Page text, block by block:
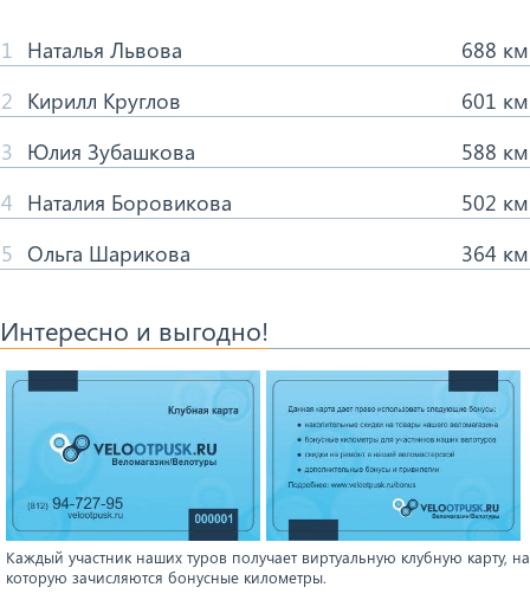
1 Наталья Львова
688 км
2 Кирилл Круглов
601 км
3 Юлия Зубашкова
588 км
4 Наталия Боровикова
502 км
5 Ольга Шарикова 364 км
Интересно и выгодно!
Каждый участник наших туров получает виртуальную клубную карту, на
которую зачисляются бонусные километры.